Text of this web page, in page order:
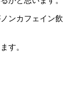
ンカフェイン飲
す。